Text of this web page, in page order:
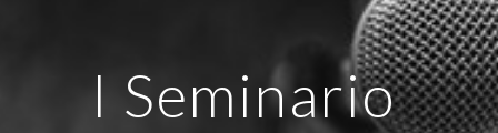
I Seminario